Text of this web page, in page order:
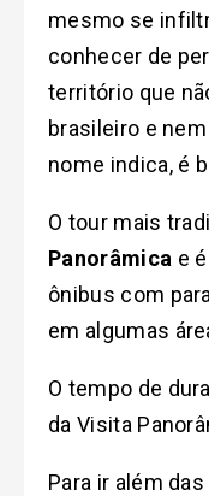
mesmo se
conhecer de
território que
brasileiro e
nome indica, é
O tour mais
Panorâmica e
ônibus com
em algumas
O tempo de
da Visita
Para ir além